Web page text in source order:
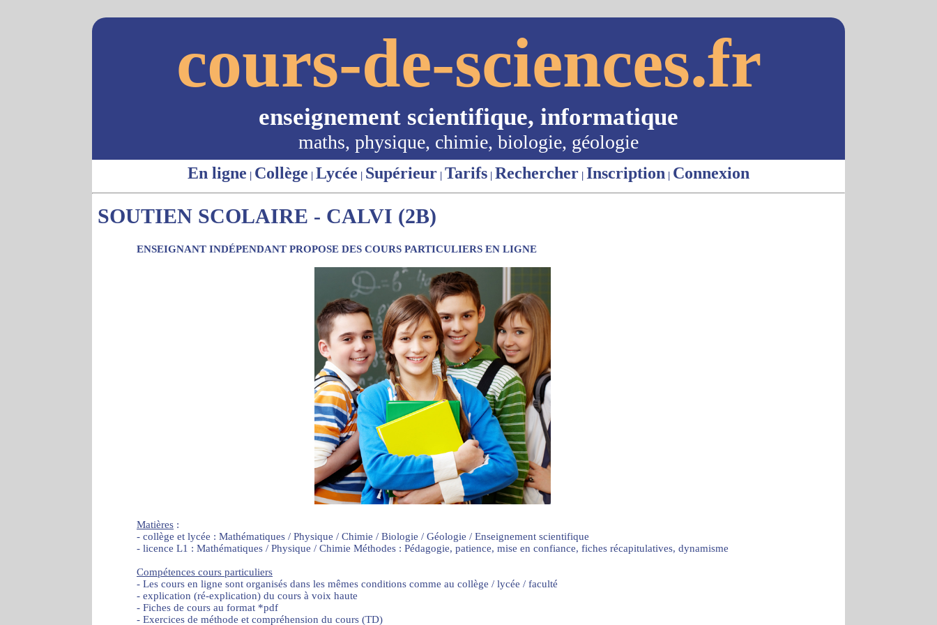
cours-de-sciences.fr
enseignement scientifique, informatique
maths, physique, chimie, biologie, géologie
En ligne | Collège | Lycée | Supérieur | Tarifs | Rechercher | Inscription | Connexion
SOUTIEN SCOLAIRE - CALVI (2B)
ENSEIGNANT INDÉPENDANT PROPOSE DES COURS PARTICULIERS EN LIGNE
Matières :
- collège et lycée : Mathématiques / Physique / Chimie / Biologie / Géologie / Enseignement scientifique
- licence L1 : Mathématiques / Physique / Chimie Méthodes : Pédagogie, patience, mise en confiance, fiches récapitulatives, dynamisme
Compétences cours particuliers
- Les cours en ligne sont organisés dans les mêmes conditions comme au collège / lycée / faculté
- explication (ré-explication) du cours à voix haute
- Fiches de cours au format *pdf
- Exercices de méthode et compréhension du cours (TD)